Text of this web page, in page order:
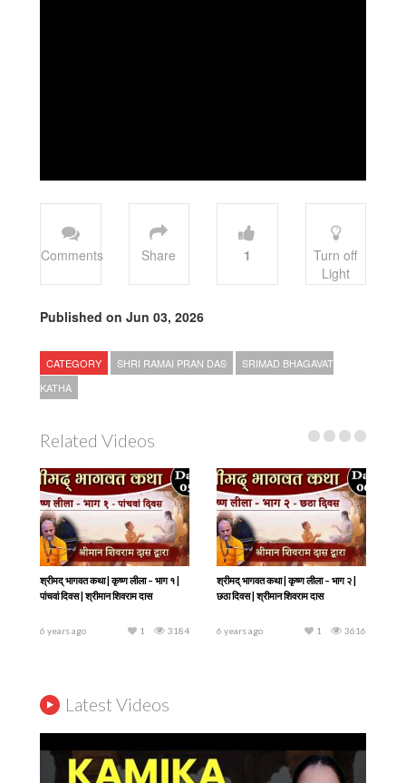
Comments Share 1
Turn off
Light
Published on Jun 03, 2026
CATEGORY SHRI RAMAI PRAN DAS
SRIMAD BHAGAVAT
KATHA
Related Videos
श्रीमद् भागवत कथा | कृष्ण लीला – भाग १ |
पांचवां दिवस | श्रीमान शिवराम दास
6 years ago 3184
1
श्रीमद् भागवत कथा | कृष्ण लीला – भाग २ |
छठा दिवस | श्रीमान शिवराम दास
6 years ago 3616
1
श्रीमद् भागवत कथा | कृष्ण लीला – भाग ३ |
श्रीमद् भागवत कथा | ध्रुव चरित्र तथा श्री